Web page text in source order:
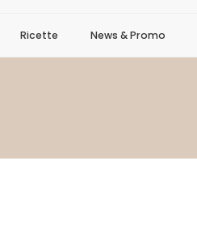
Ricette News & Promo